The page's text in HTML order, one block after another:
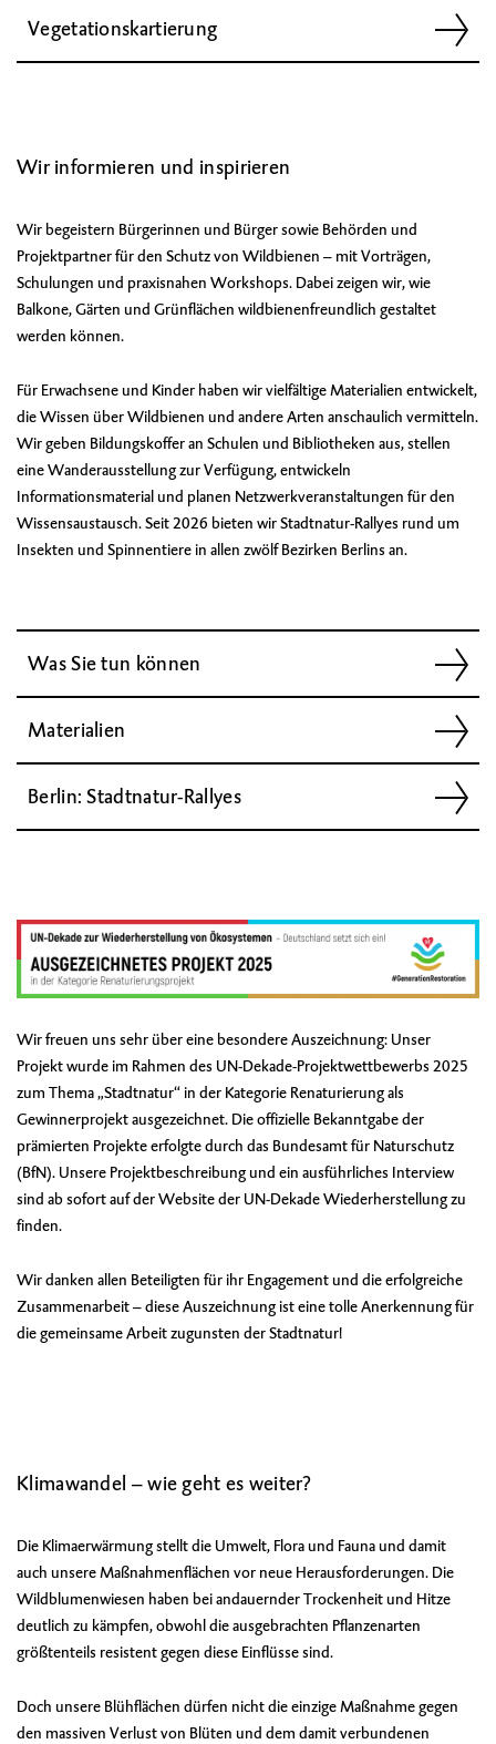
Vegetationskartierung
Wir informieren und inspirieren
Wir begeistern Bürgerinnen und Bürger sowie Behörden und
Projektpartner für den Schutz von Wildbienen – mit Vorträgen,
Schulungen und praxisnahen Workshops. Dabei zeigen wir, wie
Balkone, Gärten und Grünflächen wildbienenfreundlich gestaltet
werden können.
Für Erwachsene und Kinder haben wir vielfältige Materialien entwickelt,
die Wissen über Wildbienen und andere Arten anschaulich vermitteln.
Wir geben Bildungskofferan Schulen und Bibliotheken aus, stellen
eineWanderausstellungzur Verfügung, entwickeln
Informationsmaterialund planen Netzwerkveranstaltungen für den
Wissensaustausch. Seit 2026 bieten wirStadtnatur-Rallyes rund um
Insekten und Spinnentiere in allen zwölf Bezirken Berlins an.
Was Sie tun können
Materialien
Berlin: Stadtnatur-Rallyes
Wir freuen uns sehr über eine besondere Auszeichnung: Unser
Projekt wurde im Rahmen des UN-Dekade-Projektwettbewerbs 2025
zum Thema „Stadtnatur“ in der Kategorie Renaturierung als
Gewinnerprojekt ausgezeichnet. Die offizielle Bekanntgabe der
prämierten Projekte erfolgte durch das Bundesamt für Naturschutz
(BfN). Unsere Projektbeschreibungund ein ausführliches Interview
sind ab sofort auf der Website der UN-Dekade Wiederherstellung zu
finden.
Wir danken allen Beteiligten für ihr Engagement und die erfolgreiche
Zusammenarbeit – diese Auszeichnung ist eine tolle Anerkennung für
die gemeinsame Arbeit zugunsten der Stadtnatur!
Klimawandel – wie geht es weiter?
Die Klimaerwärmung stellt die Umwelt, Flora und Fauna und damit
auch unsere Maßnahmenflächen vor neue Herausforderungen. Die
Wildblumenwiesen haben bei andauernder Trockenheit und Hitze
deutlich zu kämpfen, obwohl die ausgebrachten Pflanzenarten
größtenteils resistent gegen diese Einflüsse sind.
Doch unsere Blühflächen dürfen nicht die einzige Maßnahme gegen
den massiven Verlust von Blüten und dem damit verbundenen